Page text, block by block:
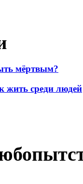
мёртвым?
жить среди людей